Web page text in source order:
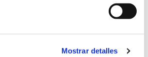
Mostrar detalles
Inscripción presencial